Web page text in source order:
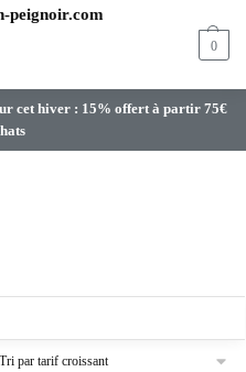
0
cet hiver : 15% offert à partir 75€